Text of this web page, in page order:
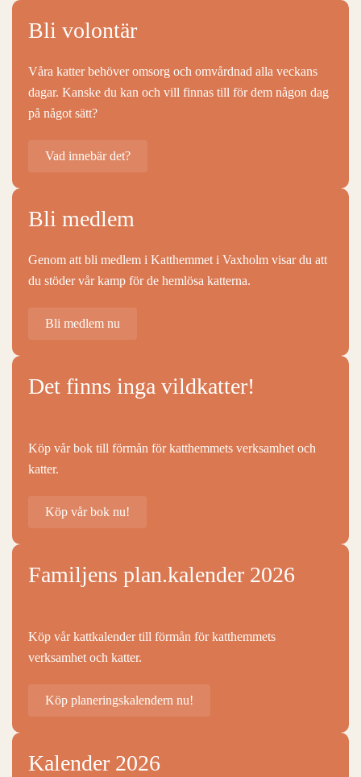
Bli volontär
Våra katter behöver omsorg och omvårdnad alla veckans
dagar. Kanske du kan och vill finnas till för dem någon dag
på något sätt?
Vad innebär det?
Bli medlem
Genom att bli medlem i Katthemmet i Vaxholm visar du att
du stöder vår kamp för de hemlösa katterna.
Bli medlem nu
Det finns inga vildkatter!
Köp vår bok till förmån för katthemmets verksamhet och
katter.
Köp vår bok nu!
Familjens plan.kalender 2026
Köp vår kattkalender till förmån för katthemmets
verksamhet och katter.
Köp planeringskalendern nu!
Kalender 2026